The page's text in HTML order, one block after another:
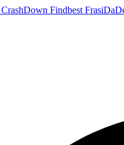
CrashDown Findbest